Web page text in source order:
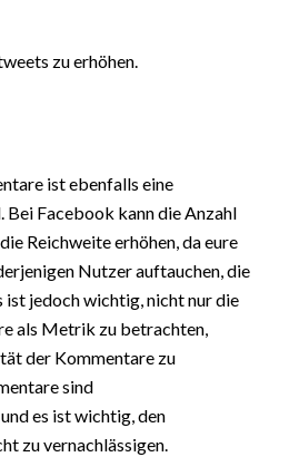
zu erhöhen.
ist ebenfalls eine
Bei Facebook kann die Anzahl
Reichweite erhöhen, da eure
Nutzer auftauchen, die
ist jedoch wichtig, nicht nur die
als Metrik zu betrachten,
der Kommentare zu
sind
es ist wichtig, den
zu vernachlässigen.